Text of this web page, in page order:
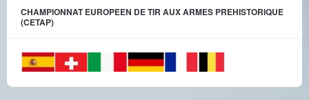
CHAMPIONNAT EUROPEEN DE TIR AUX ARMES PREHISTORIQUE
(CETAP)